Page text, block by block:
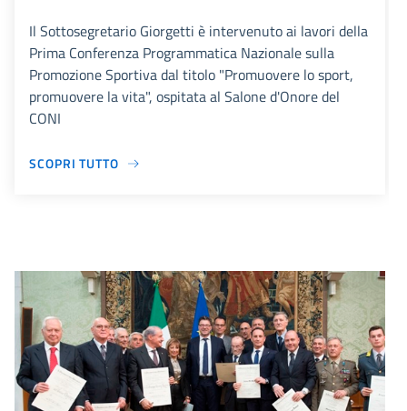
Il Sottosegretario Giorgetti è intervenuto ai lavori della
Prima Conferenza Programmatica Nazionale sulla
Promozione Sportiva dal titolo "Promuovere lo sport,
promuovere la vita", ospitata al Salone d'Onore del
CONI
SCOPRI TUTTO